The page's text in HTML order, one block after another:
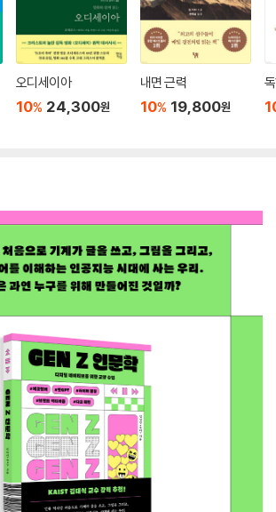
오디세이아
10% 24,300원
내면 근력
10% 19,800원